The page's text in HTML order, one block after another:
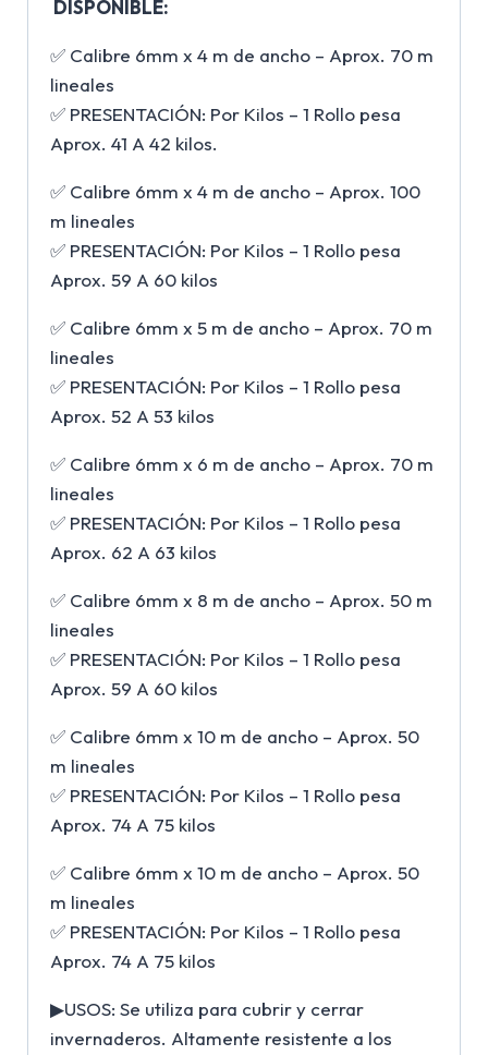
DISPONIBLE:
✅ Calibre 6mm x 4 m de ancho – Aprox. 70 m
lineales
✅ PRESENTACIÓN: Por Kilos – 1 Rollo pesa
Aprox. 41 A 42 kilos.
✅ Calibre 6mm x 4 m de ancho – Aprox. 100
m lineales
✅ PRESENTACIÓN: Por Kilos – 1 Rollo pesa
Aprox. 59 A 60 kilos
✅ Calibre 6mm x 5 m de ancho – Aprox. 70 m
lineales
✅ PRESENTACIÓN: Por Kilos – 1 Rollo pesa
Aprox. 52 A 53 kilos
✅ Calibre 6mm x 6 m de ancho – Aprox. 70 m
lineales
✅ PRESENTACIÓN: Por Kilos – 1 Rollo pesa
Aprox. 62 A 63 kilos
✅ Calibre 6mm x 8 m de ancho – Aprox. 50 m
lineales
✅ PRESENTACIÓN: Por Kilos – 1 Rollo pesa
Aprox. 59 A 60 kilos
✅ Calibre 6mm x 10 m de ancho – Aprox. 50
m lineales
✅ PRESENTACIÓN: Por Kilos – 1 Rollo pesa
Aprox. 74 A 75 kilos
✅ Calibre 6mm x 10 m de ancho – Aprox. 50
m lineales
✅ PRESENTACIÓN: Por Kilos – 1 Rollo pesa
Aprox. 74 A 75 kilos
▶USOS: Se utiliza para cubrir y cerrar
invernaderos. Altamente resistente a los